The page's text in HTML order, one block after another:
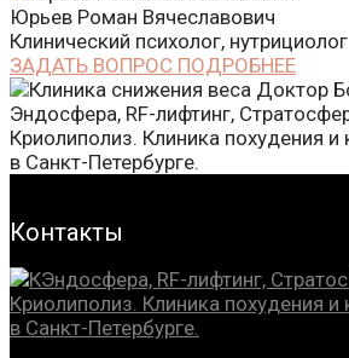
Юрьев Роман Вячеславович
Клинический психолог, нутрициолог
ЗАДАТЬ ВОПРОС ПОДРОБНЕЕ
Контакты